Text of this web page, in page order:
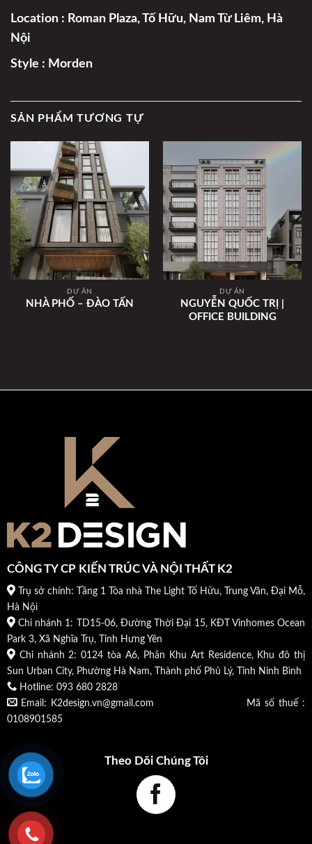
Location : Roman Plaza, Tố Hữu, Nam Từ Liêm, Hà
Nội
Style : Morden
SẢN PHẨM TƯƠNG TỰ
DỰ ÁN
NHÀ PHỐ – ĐÀO TẤN
DỰ ÁN
NGUYỄN QUỐC TRỊ |
OFFICE BUILDING
CÔNG TY CP KIẾN TRÚC VÀ NỘI THẤT K2
Trụ sở chính: Tầng 1 Tòa nhà The Light Tố Hữu, Trung Văn, Đại Mỗ,
Hà Nội
Chi nhánh 1: TD15-06, Đường Thời Đại 15, KĐT Vinhomes Ocean
Park 3, Xã Nghĩa Trụ, Tỉnh Hưng Yên
Chi nhánh 2: 0124 tòa A6, Phân Khu Art Residence, Khu đô thị
Sun Urban City, Phường Hà Nam, Thành phố Phủ Lý, Tỉnh Ninh Bình
Hotline: 093 680 2828
Email: K2design.vn@gmail.com Mã số thuế :
0108901585
Theo Dõi Chúng Tôi